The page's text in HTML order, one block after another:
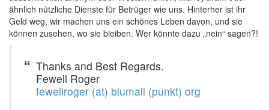
ähnlich nützliche Dienste für Betrüger wie uns. Hinterher ist ihr
Geld weg, wir machen uns ein schönes Leben davon, und sie
können zusehen, wo sie bleiben. Wer könnte dazu „nein“ sagen?!
Thanks and Best Regards.
Fewell Roger
fewellroger (at) blumail (punkt) org